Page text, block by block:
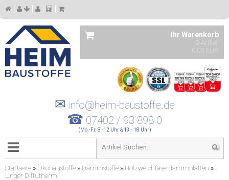
Ihr Warenkorb
0 Artikel
0,00 EUR
✉ info@heim-baustoffe.de
☎ 07402 / 93 898 0
(Mo.-Fr. 8 -12 Uhr & 13 - 18 Uhr)
Startseite » Ökobaustoffe » Dämmstoffe » Holzweichfaserdämmplatten »
Unger Diffutherm